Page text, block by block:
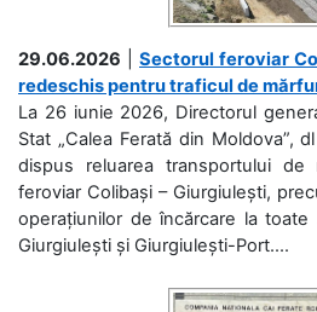
29.06.2026
Sectorul feroviar
redeschis pentru traficul de
La 26 iunie 2026, Directorul
Stat „Calea Ferată din Moldova”,
dispus reluarea transportului
feroviar Colibași – Giurgiulești,
operațiunilor de încărcare la
Giurgiulești și Giurgiulești-Port....